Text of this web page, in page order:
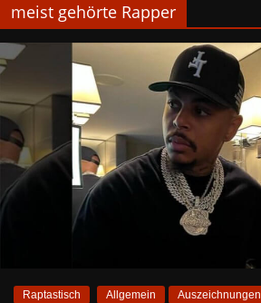
meist gehörte Rapper
Raptastisch Allgemein Auszeichnungen